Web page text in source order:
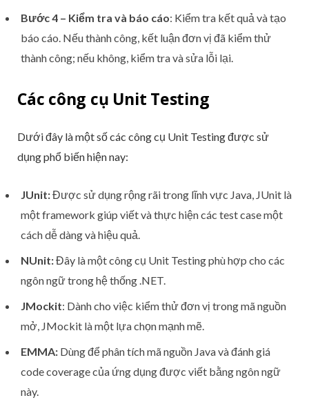
Bước 4 – Kiểm tra và báo cáo: Kiểm tra kết quả và tạo
báo cáo. Nếu thành công, kết luận đơn vị đã kiểm thử
thành công; nếu không, kiểm tra và sửa lỗi lại.
Các công cụ Unit Testing
Dưới đây là một số các công cụ Unit Testing được sử
dụng phổ biến hiện nay:
JUnit:Được sử dụng rộng rãi trong lĩnh vực Java, JUnit là
một framework giúp viết và thực hiện các test case một
cách dễ dàng và hiệu quả.
NUnit:Đây là một công cụ Unit Testing phù hợp cho các
ngôn ngữ trong hệ thống .NET.
JMockit: Dành cho việc kiểm thử đơn vị trong mã nguồn
mở, JMockit là một lựa chọn mạnh mẽ.
EMMA: Dùng để phân tích mã nguồn Java và đánh giá
code coverage của ứng dụng được viết bằng ngôn ngữ
này.